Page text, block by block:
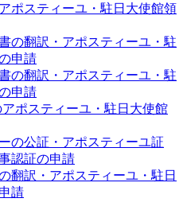
ポスティーユ・駐日大使館領
の翻訳・アポスティーユ・駐
申請
の翻訳・アポスティーユ・駐
申請
アポスティーユ・駐日大使館
の公証・アポスティーユ証
認証の申請
翻訳・アポスティーユ・駐日
請